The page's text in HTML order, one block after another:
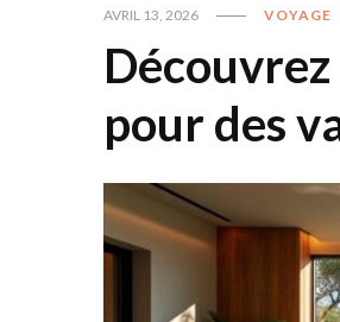
AVRIL 13, 2026 VOYAGE
pour des